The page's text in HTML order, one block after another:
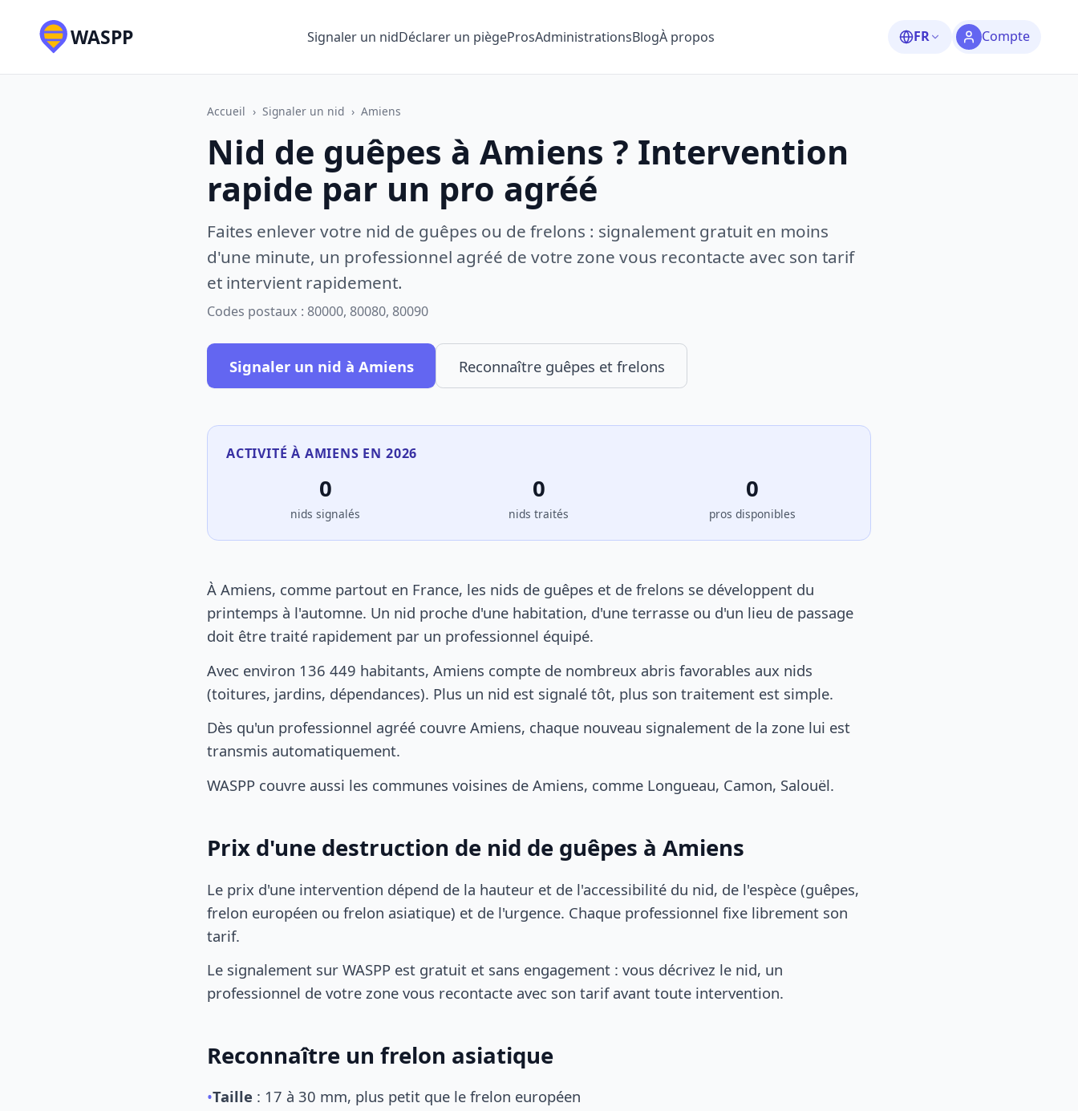
WASPP Signaler un nidDéclarer un piègeProsAdministrationsBlogÀ propos FR Compte
Accueil › Signaler un nid › Amiens
Nid de guêpes à Amiens ? Intervention
rapide par un pro agréé
Faites enlever votre nid de guêpes ou de frelons : signalement gratuit en moins
d'une minute, un professionnel agréé de votre zone vous recontacte avec son tarif
et intervient rapidement.
Codes postaux : 80000, 80080, 80090
Signaler un nid à Amiens Reconnaître guêpes et frelons
ACTIVITÉ À AMIENS EN 2026
0
nids signalés
0
nids traités
0
pros disponibles
À Amiens, comme partout en France, les nids de guêpes et de frelons se développent du
printemps à l'automne. Un nid proche d'une habitation, d'une terrasse ou d'un lieu de passage
doit être traité rapidement par un professionnel équipé.
Avec environ 136 449 habitants, Amiens compte de nombreux abris favorables aux nids
(toitures, jardins, dépendances). Plus un nid est signalé tôt, plus son traitement est simple.
Dès qu'un professionnel agréé couvre Amiens, chaque nouveau signalement de la zone lui est
transmis automatiquement.
WASPP couvre aussi les communes voisines de Amiens, comme Longueau, Camon, Salouël.
Prix d'une destruction de nid de guêpes à Amiens
Le prix d'une intervention dépend de la hauteur et de l'accessibilité du nid, de l'espèce (guêpes,
frelon européen ou frelon asiatique) et de l'urgence. Chaque professionnel fixe librement son
tarif.
Le signalement sur WASPP est gratuit et sans engagement : vous décrivez le nid, un
professionnel de votre zone vous recontacte avec son tarif avant toute intervention.
Reconnaître un frelon asiatique
•Taille : 17 à 30 mm, plus petit que le frelon européen